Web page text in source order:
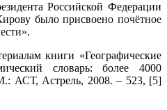
Российской Федерации
было присвоено почëтное
.
книги «Географические
словарь: более 4000
АСТ, Астрель, 2008. – 523, [5]